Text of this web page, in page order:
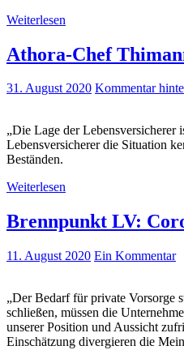
Weiterlesen
Athora-Chef
31. August 2020 Kommentar
„Die Lage der
Lebensversicherer die Situation
Beständen.
Weiterlesen
Brennpunkt LV:
11. August 2020 Ein Kommentar
„Der Bedarf für private Vorsorge
schließen, müssen die
unserer Position und Aussicht
Einschätzung divergieren die